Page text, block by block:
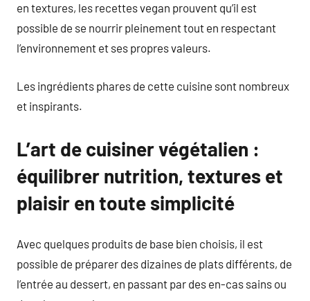
en textures, les recettes vegan prouvent qu’il est
possible de se nourrir pleinement tout en respectant
l’environnement et ses propres valeurs.
Les ingrédients phares de cette cuisine sont nombreux
et inspirants.
L’art de cuisiner végétalien :
équilibrer nutrition, textures et
plaisir en toute simplicité
Avec quelques produits de base bien choisis, il est
possible de préparer des dizaines de plats différents, de
l’entrée au dessert, en passant par des en-cas sains ou